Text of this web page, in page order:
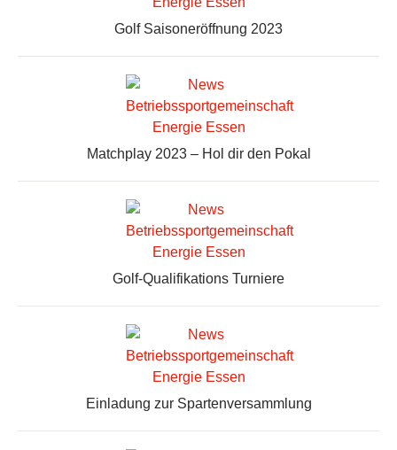
Golf Saisoneröffnung 2023
Matchplay 2023 – Hol dir den Pokal
Golf-Qualifikations Turniere
Einladung zur Spartenversammlung